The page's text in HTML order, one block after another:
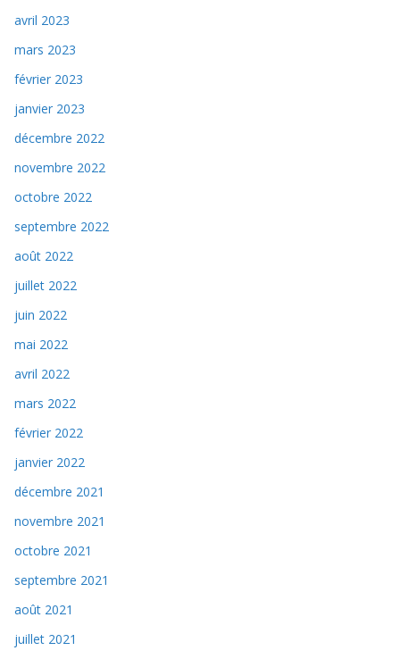
avril 2023
mars 2023
février 2023
janvier 2023
décembre 2022
novembre 2022
octobre 2022
septembre 2022
août 2022
juillet 2022
juin 2022
mai 2022
avril 2022
mars 2022
février 2022
janvier 2022
décembre 2021
novembre 2021
octobre 2021
septembre 2021
août 2021
juillet 2021